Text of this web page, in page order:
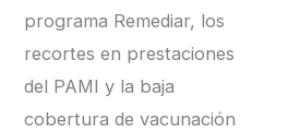
programa Remediar, los
recortes en prestaciones
del PAMI y la baja
cobertura de vacunación